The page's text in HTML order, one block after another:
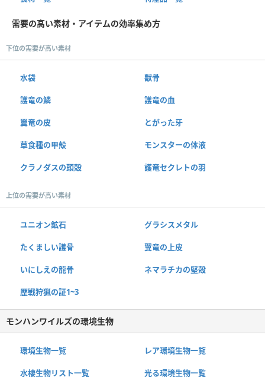
需要の高い素材・アイテムの効率集め方
下位の需要が高い素材
水袋 獣骨
護竜の鱗 護竜の血
翼竜の皮 とがった牙
草食種の甲殻 モンスターの体液
クラノダスの頭殻 護竜セクレトの羽
上位の需要が高い素材
ユニオン鉱石 グラシスメタル
たくましい護骨 翼竜の上皮
いにしえの龍骨 ネマラチカの堅殻
歴戦狩猟の証1~3
モンハンワイルズの環境生物
環境生物一覧 レア環境生物一覧
水棲生物リスト一覧 光る環境生物一覧